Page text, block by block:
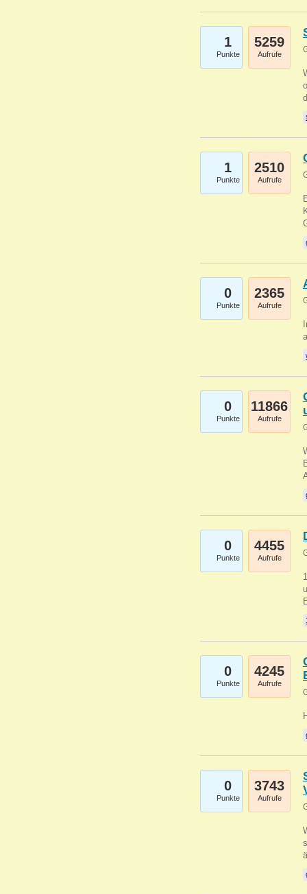
1
Punkte
5259
Aufrufe
1
Punkte
2510
Aufrufe
0
Punkte
2365
Aufrufe
0
Punkte
11866
Aufrufe
0
Punkte
4455
Aufrufe
0
Punkte
4245
Aufrufe
0
Punkte
3743
Aufrufe